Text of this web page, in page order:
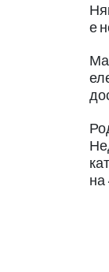
е
на